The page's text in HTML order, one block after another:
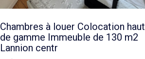
Chambres à louer Colocation haut
de gamme Immeuble de 130 m2
Lannion centr